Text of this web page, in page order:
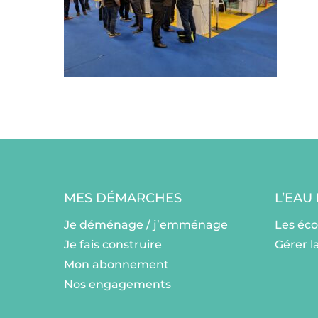
MES DÉMARCHES
Je déménage / j’emménage
Je fais construire
Mon abonnement
Nos engagements
Les
Gérer